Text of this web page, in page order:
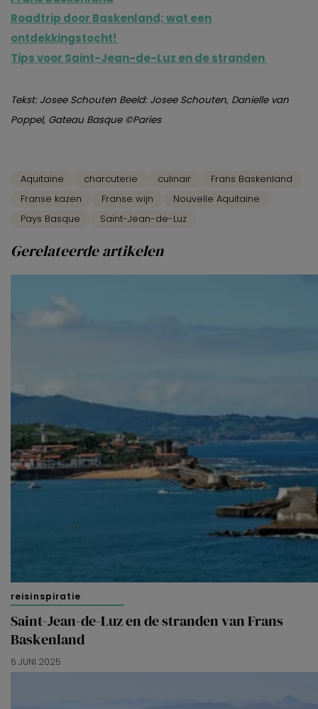
tonen en/of de inhoud van de advertenties op je
voorkeuren af te stemmen. Je kunt je voorkeuren
beheren via ‘Zelf instellen’. Klik je op ‘Accepteren en
Cookieverklaring
Merci!
Roadtrip door Baskenland; wat een
ontdekkingstocht!
Tips voor Saint-Jean-de-Luz en de stranden
Tekst: Josee Schouten Beeld: Josee Schouten, Danielle van
Poppel, Gateau Basque ©Paries
Aquitaine charcuterie culinair
Frans Baskenland
Franse kazen
Franse wijn
Nouvelle Aquitaine
Pays Basque
Saint-Jean-de-Luz
Gerelateerde artikelen
reisinspiratie
Saint-Jean-de-Luz en de stranden van Frans
Baskenland
6 JUNI 2025